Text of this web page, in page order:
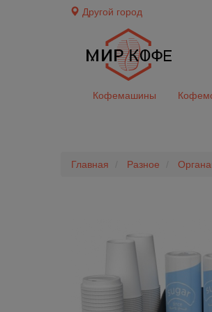
Другой город
Кофемашины
Главная Разное